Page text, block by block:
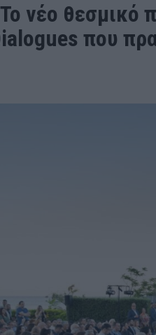
νέο θεσμικό
που